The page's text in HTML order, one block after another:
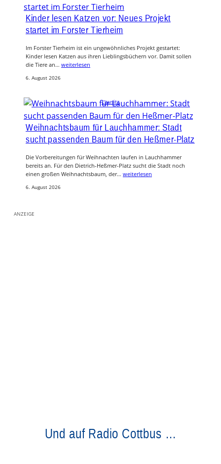
Kinder lesen Katzen vor: Neues Projekt
startet im Forster Tierheim
Im Forster Tierheim ist ein ungewöhnliches Projekt gestartet:
Kinder lesen Katzen aus ihren Lieblingsbüchern vor. Damit sollen
die Tiere an… weiterlesen
6. August 2026
Lausitz
Weihnachtsbaum für Lauchhammer: Stadt
sucht passenden Baum für den Heßmer-Platz
Die Vorbereitungen für Weihnachten laufen in Lauchhammer
bereits an. Für den Dietrich-Heßmer-Platz sucht die Stadt noch
einen großen Weihnachtsbaum, der… weiterlesen
6. August 2026
Und auf Radio Cottbus …